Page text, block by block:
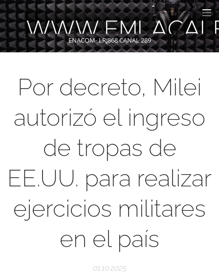
ENACOM- LRJ868 CANAL 289
Por decreto, Milei
autorizó el ingreso
de tropas de
EE.UU. para realizar
ejercicios militares
en el país
01.10.2025